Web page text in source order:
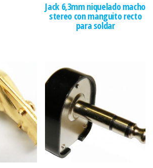
Jack 6,3mm niquelado macho
stereo con manguito recto
para soldar